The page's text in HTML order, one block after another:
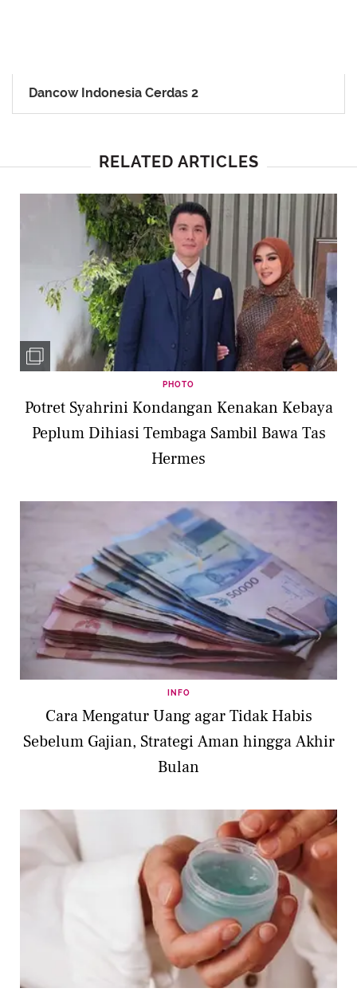
Dancow Indonesia Cerdas 2
RELATED ARTICLES
PHOTO
Potret Syahrini Kondangan Kenakan Kebaya
Peplum Dihiasi Tembaga Sambil Bawa Tas
Hermes
INFO
Cara Mengatur Uang agar Tidak Habis
Sebelum Gajian, Strategi Aman hingga Akhir
Bulan